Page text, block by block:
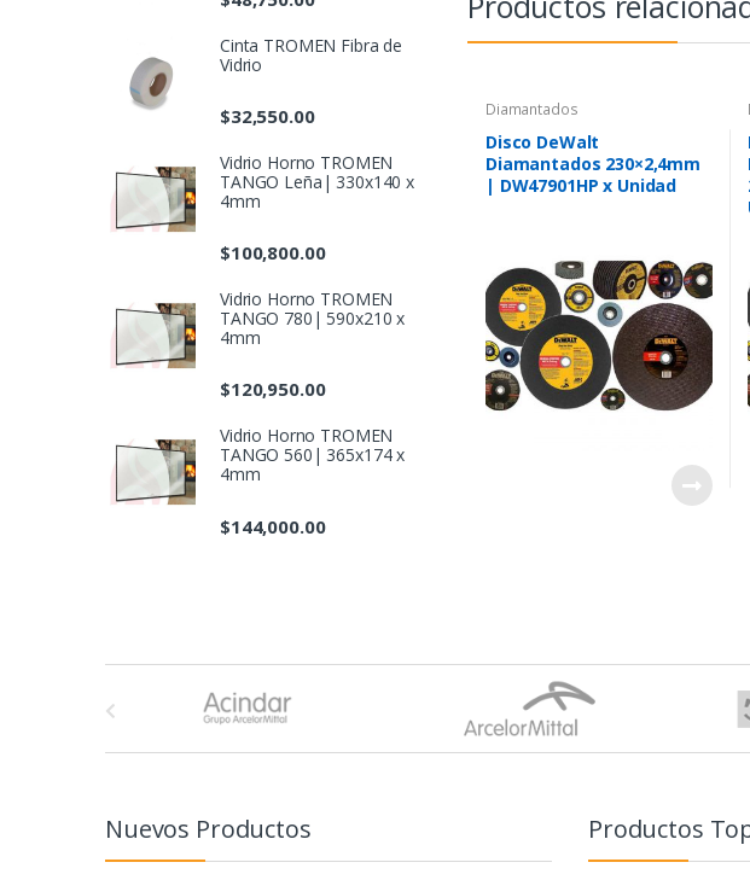
Diamantados
Disco DeWalt
Diamantados 230×2,4mm
| DW47901HP x Unidad
Cinta TROMEN Fibra de
Vidrio
$32,550.00
Vidrio Horno TROMEN
TANGO Leña| 330x140 x
4mm
$100,800.00
Vidrio Horno TROMEN
TANGO 780| 590x210 x
4mm
$120,950.00
Vidrio Horno TROMEN
TANGO 560| 365x174 x
4mm
$144,000.00
Nuevos Productos Productos